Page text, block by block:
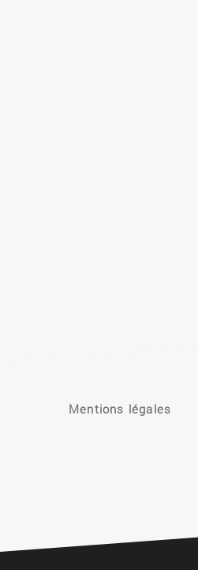
Mentions légales